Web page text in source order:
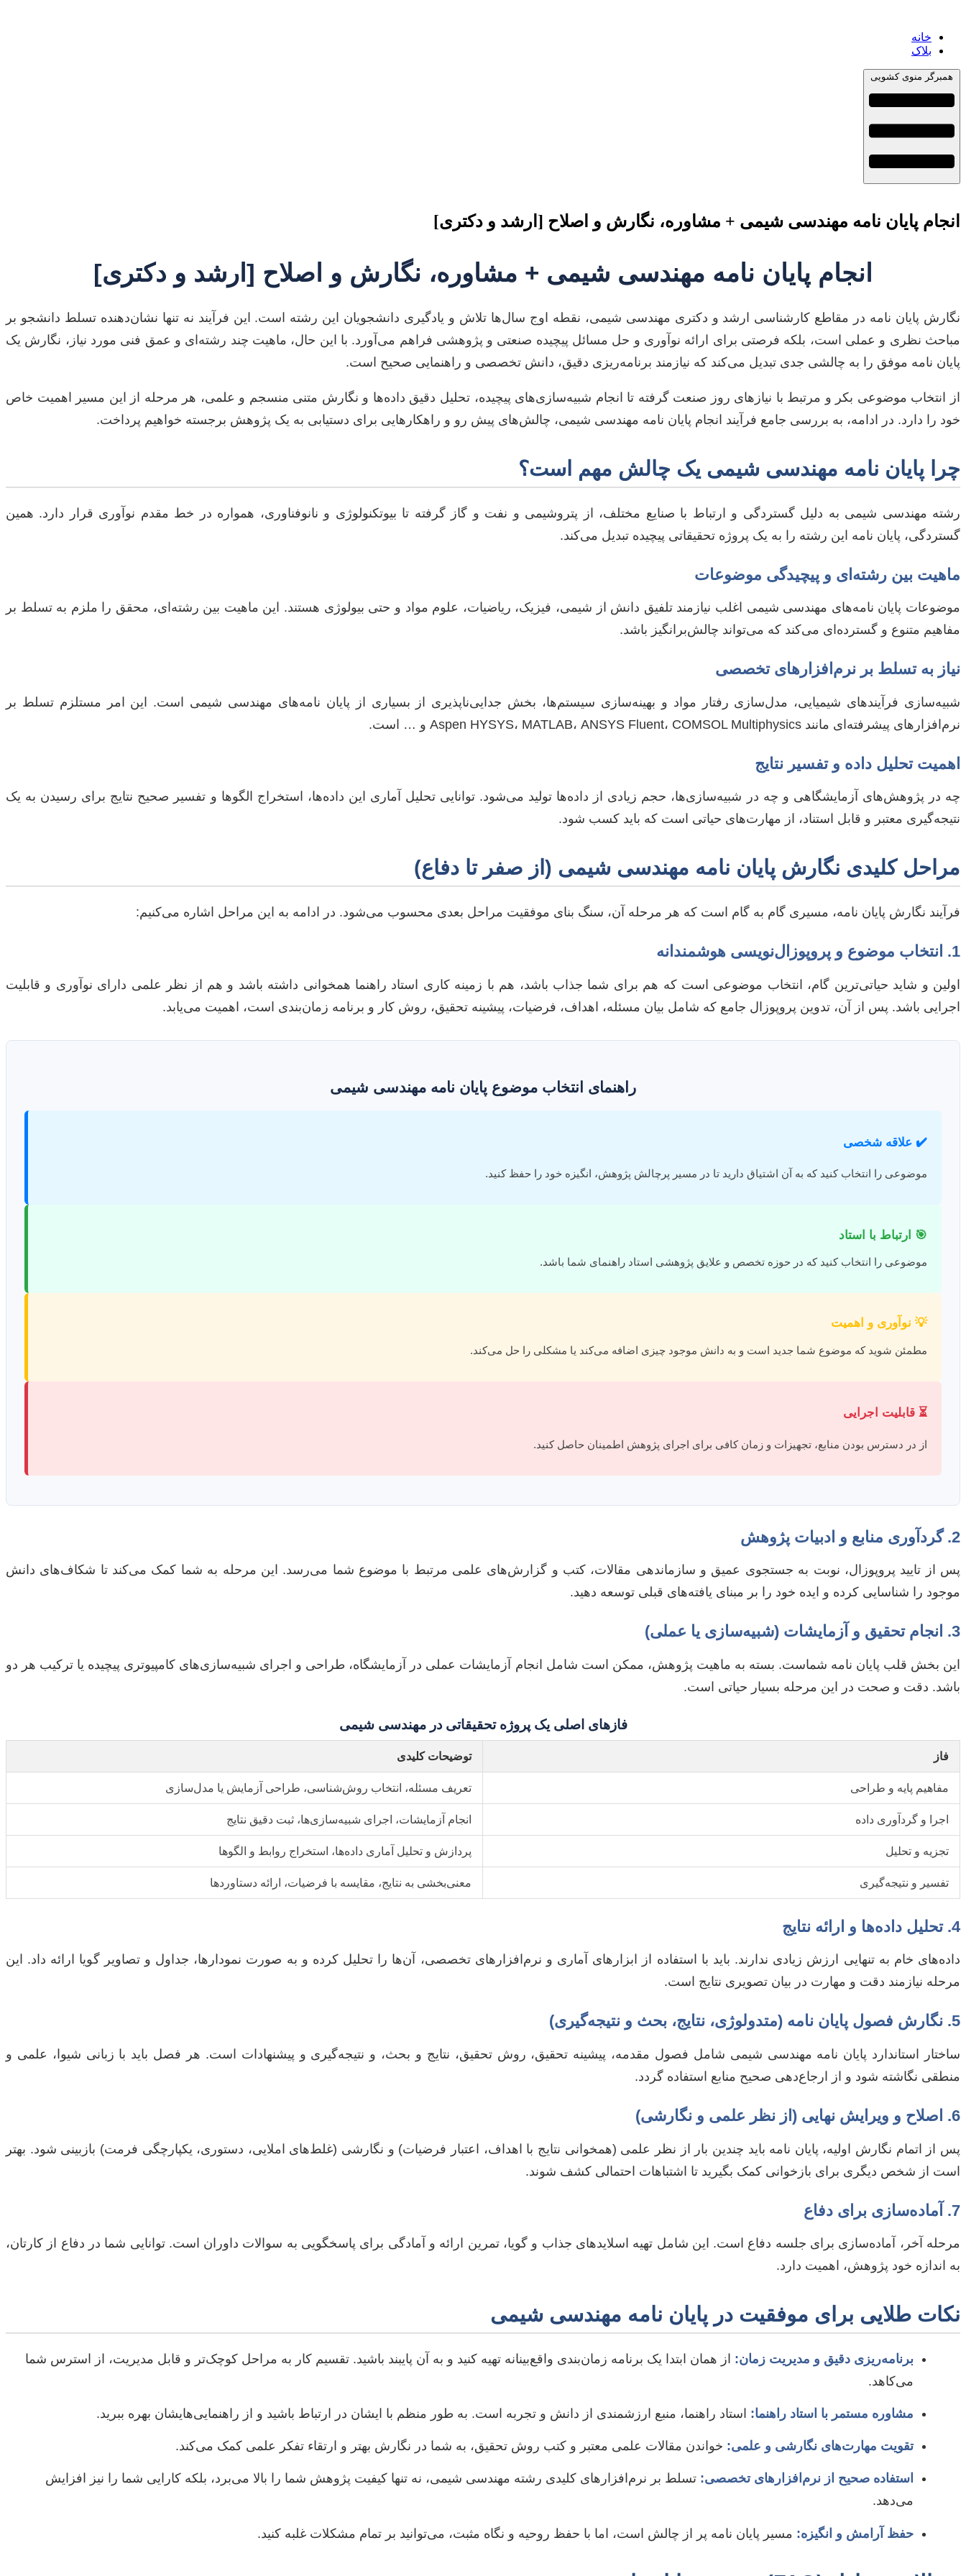
خانه
بلاک
همبرگر منوی کشویی
انجام پایان نامه مهندسی شیمی + مشاوره، نگارش و اصلاح [ارشد و دکتری]
انجام پایان نامه مهندسی شیمی + مشاوره، نگارش و اصلاح [ارشد و دکتری]
نگارش پایان نامه در مقاطع کارشناسی ارشد و دکتری مهندسی شیمی، نقطه اوج سال‌ها تلاش و یادگیری دانشجویان این رشته است. این فرآیند نه تنها نشان‌دهنده تسلط دانشجو بر
مباحث نظری و عملی است، بلکه فرصتی برای ارائه نوآوری و حل مسائل پیچیده صنعتی و پژوهشی فراهم می‌آورد. با این حال، ماهیت چند رشته‌ای و عمق فنی مورد نیاز، نگارش یک
پایان نامه موفق را به چالشی جدی تبدیل می‌کند که نیازمند برنامه‌ریزی دقیق، دانش تخصصی و راهنمایی صحیح است.
از انتخاب موضوعی بکر و مرتبط با نیازهای روز صنعت گرفته تا انجام شبیه‌سازی‌های پیچیده، تحلیل دقیق داده‌ها و نگارش متنی منسجم و علمی، هر مرحله از این مسیر اهمیت خاص
خود را دارد. در ادامه، به بررسی جامع فرآیند انجام پایان نامه مهندسی شیمی، چالش‌های پیش رو و راهکارهایی برای دستیابی به یک پژوهش برجسته خواهیم پرداخت.
چرا پایان نامه مهندسی شیمی یک چالش مهم است؟
رشته مهندسی شیمی به دلیل گستردگی و ارتباط با صنایع مختلف، از پتروشیمی و نفت و گاز گرفته تا بیوتکنولوژی و نانوفناوری، همواره در خط مقدم نوآوری قرار دارد. همین
گستردگی، پایان نامه این رشته را به یک پروژه تحقیقاتی پیچیده تبدیل می‌کند.
ماهیت بین رشته‌ای و پیچیدگی موضوعات
موضوعات پایان نامه‌های مهندسی شیمی اغلب نیازمند تلفیق دانش از شیمی، فیزیک، ریاضیات، علوم مواد و حتی بیولوژی هستند. این ماهیت بین رشته‌ای، محقق را ملزم به تسلط بر
مفاهیم متنوع و گسترده‌ای می‌کند که می‌تواند چالش‌برانگیز باشد.
نیاز به تسلط بر نرم‌افزارهای تخصصی
شبیه‌سازی فرآیندهای شیمیایی، مدل‌سازی رفتار مواد و بهینه‌سازی سیستم‌ها، بخش جدایی‌ناپذیری از بسیاری از پایان نامه‌های مهندسی شیمی است. این امر مستلزم تسلط بر
نرم‌افزارهای پیشرفته‌ای مانند Aspen HYSYS، MATLAB، ANSYS Fluent، COMSOL Multiphysics و … است.
اهمیت تحلیل داده و تفسیر نتایج
چه در پژوهش‌های آزمایشگاهی و چه در شبیه‌سازی‌ها، حجم زیادی از داده‌ها تولید می‌شود. توانایی تحلیل آماری این داده‌ها، استخراج الگوها و تفسیر صحیح نتایج برای رسیدن به یک
نتیجه‌گیری معتبر و قابل استناد، از مهارت‌های حیاتی است که باید کسب شود.
مراحل کلیدی نگارش پایان نامه مهندسی شیمی (از صفر تا دفاع)
فرآیند نگارش پایان نامه، مسیری گام به گام است که هر مرحله آن، سنگ بنای موفقیت مراحل بعدی محسوب می‌شود. در ادامه به این مراحل اشاره می‌کنیم:
1. انتخاب موضوع و پروپوزال‌نویسی هوشمندانه
اولین و شاید حیاتی‌ترین گام، انتخاب موضوعی است که هم برای شما جذاب باشد، هم با زمینه کاری استاد راهنما همخوانی داشته باشد و هم از نظر علمی دارای نوآوری و قابلیت
اجرایی باشد. پس از آن، تدوین پروپوزال جامع که شامل بیان مسئله، اهداف، فرضیات، پیشینه تحقیق، روش کار و برنامه زمان‌بندی است، اهمیت می‌یابد.
راهنمای انتخاب موضوع پایان نامه مهندسی شیمی
✔️ علاقه شخصی
موضوعی را انتخاب کنید که به آن اشتیاق دارید تا در مسیر پرچالش پژوهش، انگیزه خود را حفظ کنید.
🎯 ارتباط با استاد
موضوعی را انتخاب کنید که در حوزه تخصص و علایق پژوهشی استاد راهنمای شما باشد.
💡 نوآوری و اهمیت
مطمئن شوید که موضوع شما جدید است و به دانش موجود چیزی اضافه می‌کند یا مشکلی را حل می‌کند.
⏳ قابلیت اجرایی
از در دسترس بودن منابع، تجهیزات و زمان کافی برای اجرای پژوهش اطمینان حاصل کنید.
2. گردآوری منابع و ادبیات پژوهش
پس از تایید پروپوزال، نوبت به جستجوی عمیق و سازماندهی مقالات، کتب و گزارش‌های علمی مرتبط با موضوع شما می‌رسد. این مرحله به شما کمک می‌کند تا شکاف‌های دانش
موجود را شناسایی کرده و ایده خود را بر مبنای یافته‌های قبلی توسعه دهید.
3. انجام تحقیق و آزمایشات (شبیه‌سازی یا عملی)
این بخش قلب پایان نامه شماست. بسته به ماهیت پژوهش، ممکن است شامل انجام آزمایشات عملی در آزمایشگاه، طراحی و اجرای شبیه‌سازی‌های کامپیوتری پیچیده یا ترکیب هر دو
باشد. دقت و صحت در این مرحله بسیار حیاتی است.
فازهای اصلی یک پروژه تحقیقاتی در مهندسی شیمی
فاز توضیحات کلیدی
مفاهیم پایه و طراحی تعریف مسئله، انتخاب روش‌شناسی، طراحی آزمایش یا مدل‌سازی
اجرا و گردآوری داده انجام آزمایشات، اجرای شبیه‌سازی‌ها، ثبت دقیق نتایج
تجزیه و تحلیل پردازش و تحلیل آماری داده‌ها، استخراج روابط و الگوها
تفسیر و نتیجه‌گیری معنی‌بخشی به نتایج، مقایسه با فرضیات، ارائه دستاوردها
4. تحلیل داده‌ها و ارائه نتایج
داده‌های خام به تنهایی ارزش زیادی ندارند. باید با استفاده از ابزارهای آماری و نرم‌افزارهای تخصصی، آن‌ها را تحلیل کرده و به صورت نمودارها، جداول و تصاویر گویا ارائه داد. این
مرحله نیازمند دقت و مهارت در بیان تصویری نتایج است.
5. نگارش فصول پایان نامه (متدولوژی، نتایج، بحث و نتیجه‌گیری)
ساختار استاندارد پایان نامه مهندسی شیمی شامل فصول مقدمه، پیشینه تحقیق، روش تحقیق، نتایج و بحث، و نتیجه‌گیری و پیشنهادات است. هر فصل باید با زبانی شیوا، علمی و
منطقی نگاشته شود و از ارجاع‌دهی صحیح منابع استفاده گردد.
6. اصلاح و ویرایش نهایی (از نظر علمی و نگارشی)
پس از اتمام نگارش اولیه، پایان نامه باید چندین بار از نظر علمی (همخوانی نتایج با اهداف، اعتبار فرضیات) و نگارشی (غلط‌های املایی، دستوری، یکپارچگی فرمت) بازبینی شود. بهتر
است از شخص دیگری برای بازخوانی کمک بگیرید تا اشتباهات احتمالی کشف شوند.
7. آماده‌سازی برای دفاع
مرحله آخر، آماده‌سازی برای جلسه دفاع است. این شامل تهیه اسلاید‌های جذاب و گویا، تمرین ارائه و آمادگی برای پاسخگویی به سوالات داوران است. توانایی شما در دفاع از کارتان،
به اندازه خود پژوهش، اهمیت دارد.
نکات طلایی برای موفقیت در پایان نامه مهندسی شیمی
برنامه‌ریزی دقیق و مدیریت زمان: از همان ابتدا یک برنامه زمان‌بندی واقع‌بینانه تهیه کنید و به آن پایبند باشید. تقسیم کار به مراحل کوچک‌تر و قابل مدیریت، از استرس شما
می‌کاهد.
مشاوره مستمر با استاد راهنما: استاد راهنما، منبع ارزشمندی از دانش و تجربه است. به طور منظم با ایشان در ارتباط باشید و از راهنمایی‌هایشان بهره ببرید.
تقویت مهارت‌های نگارشی و علمی: خواندن مقالات علمی معتبر و کتب روش تحقیق، به شما در نگارش بهتر و ارتقاء تفکر علمی کمک می‌کند.
استفاده صحیح از نرم‌افزارهای تخصصی: تسلط بر نرم‌افزارهای کلیدی رشته مهندسی شیمی، نه تنها کیفیت پژوهش شما را بالا می‌برد، بلکه کارایی شما را نیز افزایش
می‌دهد.
حفظ آرامش و انگیزه: مسیر پایان نامه پر از چالش است، اما با حفظ روحیه و نگاه مثبت، می‌توانید بر تمام مشکلات غلبه کنید.